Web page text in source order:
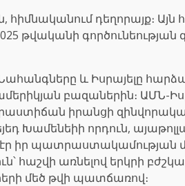
հիմնականում դեղորայք։
թվականի գործունեության
և Իսրայելը
բազաներին։ ԱՄՆ-
իրանցի
Խամենեիի որդուն,
պատրաստակամության
հաշվի առնելով երկրի
մեծ թվի պատճառով։